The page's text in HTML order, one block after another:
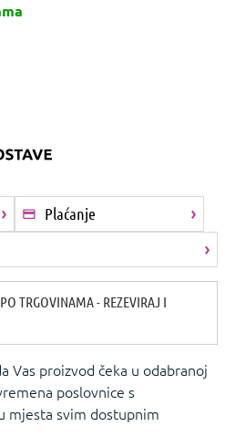
Plaćanje
TRGOVINAMA - REZEVIRAJ I
Vas proizvod čeka u odabranoj
poslovnice s
mjesta svim dostupnim